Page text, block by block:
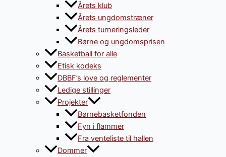
Årets klub
Årets ungdomstræner
Årets turneringsleder
Børne og ungdomsprisen
Basketball for alle
Etisk kodeks
DBBF’s love og reglementer
Ledige stillinger
Projekter
Børnebasketfonden
Fyn i flammer
Fra venteliste til hallen
Dommer